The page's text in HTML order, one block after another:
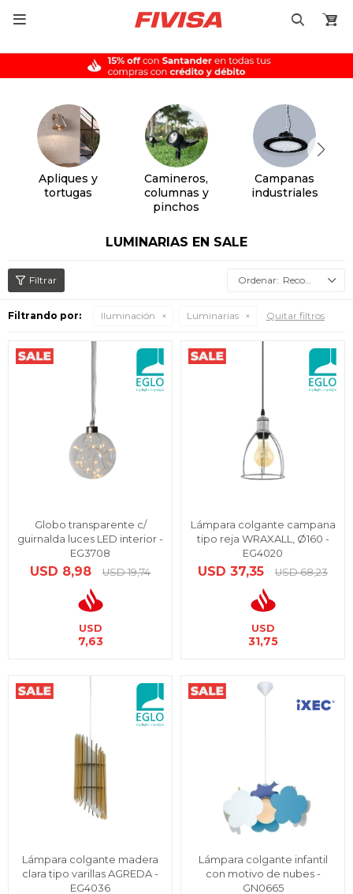

Apliques y
tortugas
Camineros,
columnas y
pinchos
Campanas
industriales
LUMINARIAS EN SALE
Recomendados
Filtrando por: Iluminación Luminarias Quitar filtros
Globo transparente c/
guirnalda luces LED interior -
EG3708
USD 8,98 USD 19,74
USD
7,63
Lámpara colgante campana
tipo reja WRAXALL, Ø160 -
EG4020
USD 37,35 USD 68,23
USD
31,75
Lámpara colgante madera
clara tipo varillas AGREDA -
EG4036
Lámpara colgante infantil
con motivo de nubes -
GN0665